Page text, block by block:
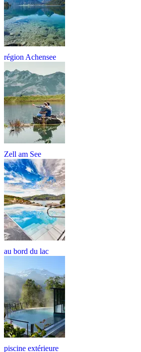
région Achensee
Zell am See
au bord du lac
piscine extérieure